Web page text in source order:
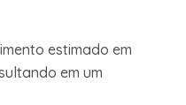
estimado em
em um